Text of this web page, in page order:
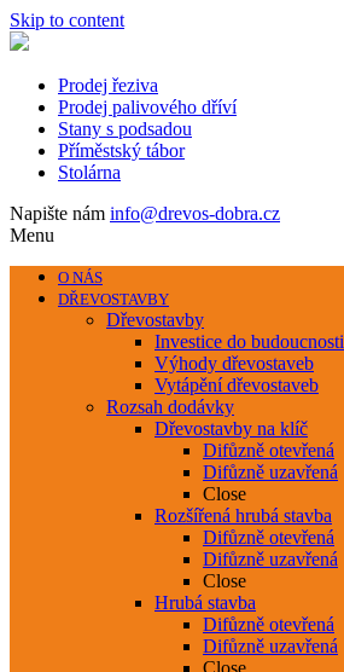
Skip to content
Prodej řeziva
Prodej palivového dříví
Stany s podsadou
Příměstský tábor
Stolárna
Napište nám info@drevos-dobra.cz
Menu
O NÁS
DŘEVOSTAVBY
Dřevostavby
Investice do budoucnosti
Výhody dřevostaveb
Vytápění dřevostaveb
Rozsah dodávky
Dřevostavby na klíč
Difůzně otevřená
Difůzně uzavřená
Close
Rozšířená hrubá stavba
Difůzně otevřená
Difůzně uzavřená
Close
Hrubá stavba
Difůzně otevřená
Difůzně uzavřená
Close